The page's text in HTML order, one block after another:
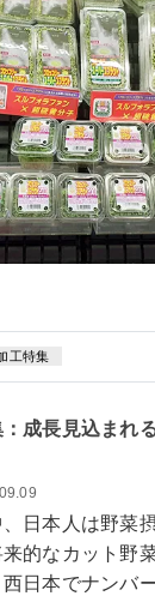
工特集
成長見込まれ
日本人は野菜
的なカット野
日本でナンバ